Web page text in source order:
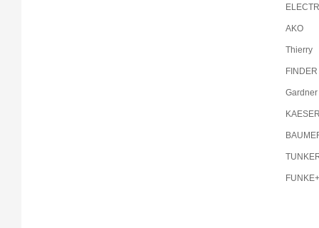
AKO
Thierry
FINDER